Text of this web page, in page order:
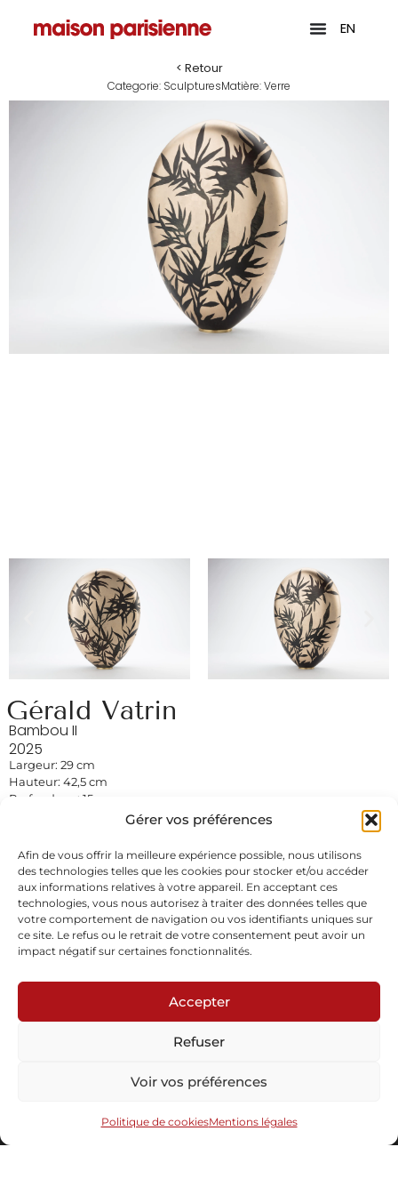
Gérer vos préférences
Afin de vous offrir la meilleure expérience possible, nous utilisons
des technologies telles que les cookies pour stocker et/ou accéder
aux informations relatives à votre appareil. En acceptant ces
technologies, vous nous autorisez à traiter des données telles que
votre comportement de navigation ou vos identifiants uniques sur
ce site. Le refus ou le retrait de votre consentement peut avoir un
impact négatif sur certaines fonctionnalités.
Accepter
Refuser
Voir vos préférences
Politique de cookiesMentions légales
EN
< Retour
Categorie: SculpturesMatière:Verre
Gérald Vatrin
Bambou II
2025
Largeur: 29 cm
Hauteur: 42,5 cm
Profondeur : 15 cm
Verre soufflé à main levée noir opaque, moirage de poudre de
Vendu
Demande d'informations
Abonnez-vous à notre newsletter